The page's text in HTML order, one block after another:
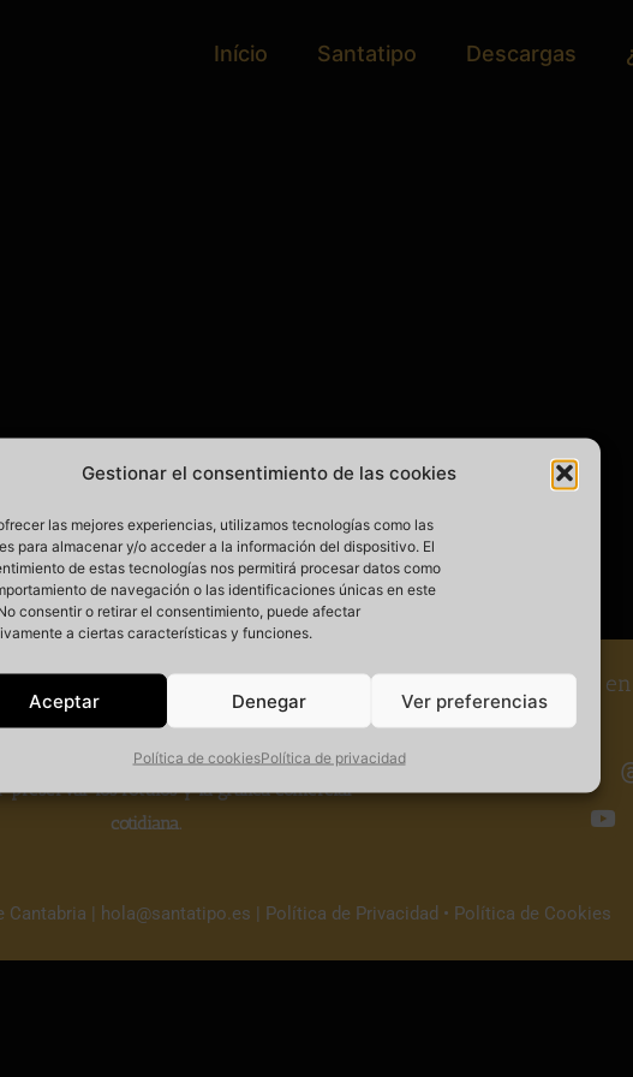
Gestionar el consentimiento de las cookies
las mejores experiencias, utilizamos tecnologías como las
para almacenar y/o acceder a la información del dispositivo. El
de estas tecnologías nos permitirá procesar datos como
de navegación o las identificaciones únicas en este
consentir o retirar el consentimiento, puede afectar
a ciertas características y funciones.
Aceptar Denegar Ver preferencias
Política de cookiesPolítica de privacidad
Início Santatipo Descargas
proyecto cultural sin ánimo de lucro que
preservar los rótulos y la gráfica comercial
cotidiana.
Siguenos
Cantabria | hola@santatipo.es | Política de Privacidad • Política de Cookies